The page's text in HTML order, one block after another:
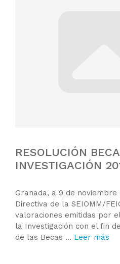
RESOLUCIÓN
INVESTIGACIÓN
Granada, a 9 de noviembre
Directiva de la SEIOMM/
valoraciones emitidas por
la Investigación con el fin
de las Becas … Leer más